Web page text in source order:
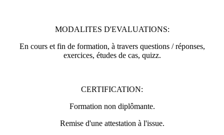
MODALITES D'EVALUATIONS:
En cours et fin de formation, à travers questions / réponses,
exercices, études de cas, quizz.
CERTIFICATION:
Formation non diplômante.
Remise d'une attestation à l'issue.